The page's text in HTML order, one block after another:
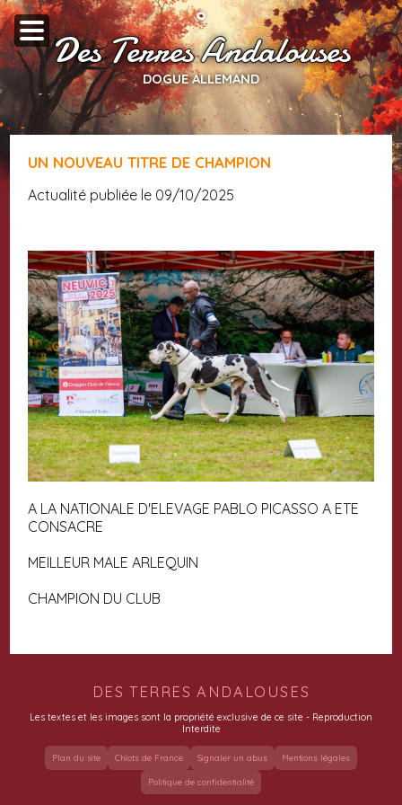
Des Terres Andalouses
DOGUE ALLEMAND
UN NOUVEAU TITRE DE CHAMPION
Actualité publiée le 09/10/2025
A LA NATIONALE D'ELEVAGE PABLO PICASSO A ETE
CONSACRE
MEILLEUR MALE ARLEQUIN
CHAMPION DU CLUB
DES TERRES ANDALOUSES
Les textes et les images sont la propriété exclusive de ce site - Reproduction
Interdite
Plan du site Chiots de France Signaler un abus Mentions légales
Politique de confidentialité